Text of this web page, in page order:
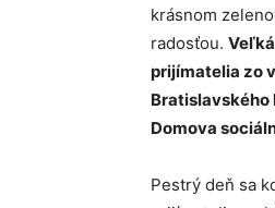
krásnom
radosťou.
prijímatelia zo
Domova
Pestrý deň sa